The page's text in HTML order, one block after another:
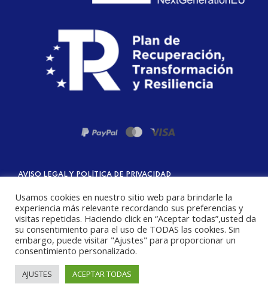
© 2024 ::: FRAGA GRAFIC ::: ALL RIGHTS RESERVED
AVISO LEGAL Y POLÍTICA DE PRIVACIDAD
TERMINOS Y CONDICIONES DE VENTA
Usamos cookies en nuestro sitio web para brindarle la
experiencia más relevante recordando sus preferencias y
visitas repetidas. Haciendo click en “Aceptar todas”,usted da
su consentimiento para el uso de TODAS las cookies. Sin
embargo, puede visitar "Ajustes" para proporcionar un
consentimiento personalizado.
AJUSTES ACEPTAR TODAS